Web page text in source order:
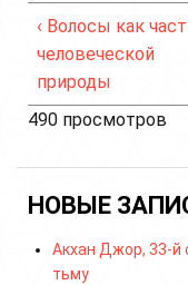
‹ Волосы как
человеческой
природы
490 просмотров
НОВЫЕ
Акхан Джор, 33-
тьму